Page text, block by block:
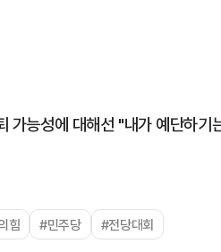
가능성에 대해선 "내가 예단하기
힘 #민주당 #전당대회